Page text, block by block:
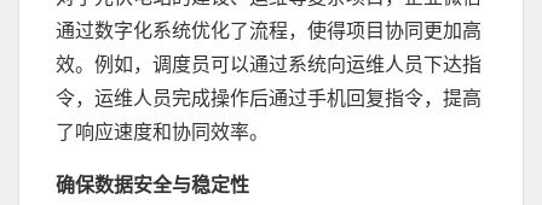
通过数字化系统优化了流程，使得项目协同更加高
效。例如，调度员可以通过系统向运维人员下达指
令，运维人员完成操作后通过手机回复指令，提高
了响应速度和协同效率。
确保数据安全与稳定性